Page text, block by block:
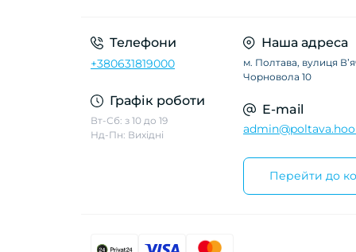
Телефони
+380631819000
Графік роботи
Вт-Сб: з 10 до 19
Нд-Пн: Вихідні
Наша адреса
м. Полтава, вулиця
Чорновола 10
E-mail
Перейти до